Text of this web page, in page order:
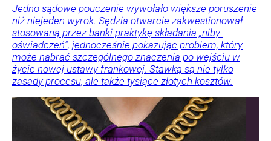
Jedno sądowe pouczenie wywołało większe poruszenie
niż niejeden wyrok. Sędzia otwarcie zakwestionował
stosowaną przez banki praktykę składania „niby-
oświadczeń”, jednocześnie pokazując problem, który
może nabrać szczególnego znaczenia po wejściu w
życie nowej ustawy frankowej. Stawką są nie tylko
zasady procesu, ale także tysiące złotych kosztów.